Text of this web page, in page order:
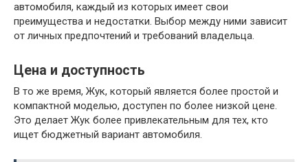
автомобиля, каждый из которых имеет свои
преимущества и недостатки. Выбор между ними зависит
от личных предпочтений и требований владельца.
Цена и доступность
В то же время, Жук, который является более простой и
компактной моделью, доступен по более низкой цене.
Это делает Жук более привлекательным для тех, кто
ищет бюджетный вариант автомобиля.